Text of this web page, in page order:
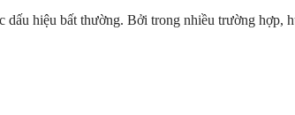
hiệu bất thường. Bởi trong nhiều trường hợp,